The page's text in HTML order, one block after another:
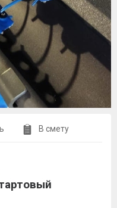
В смету